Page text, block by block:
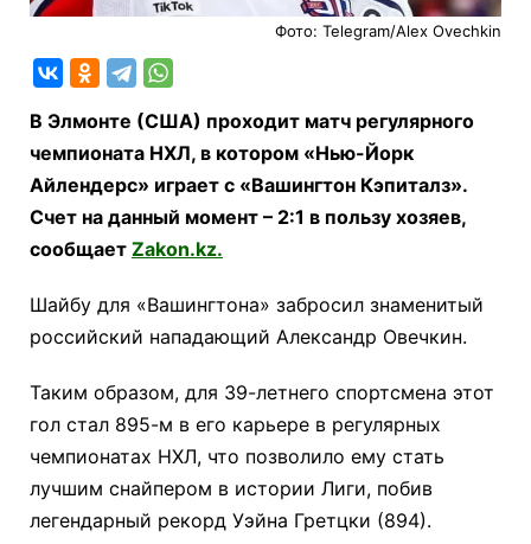
Фото: Telegram/Alex Ovechkin
В Элмонте (США) проходит матч регулярного
чемпионата НХЛ, в котором «Нью-Йорк
Айлендерс» играет с «Вашингтон Кэпиталз».
Счет на данный момент – 2:1 в пользу хозяев,
сообщает Zakon.kz.
Шайбу для «Вашингтона» забросил знаменитый
российский нападающий Александр Овечкин.
Таким образом, для 39-летнего спортсмена этот
гол стал 895-м в его карьере в регулярных
чемпионатах НХЛ, что позволило ему стать
лучшим снайпером в истории Лиги, побив
легендарный рекорд Уэйна Гретцки (894).